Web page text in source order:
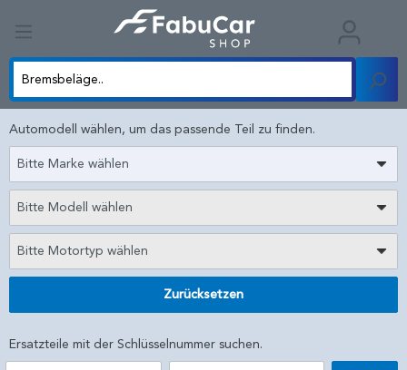
Automodell wählen, um das passende Teil zu finden.
Bitte Marke wählen
Bitte Modell wählen
Bitte Motortyp wählen
Zurücksetzen
Ersatzteile mit der Schlüsselnummer suchen.